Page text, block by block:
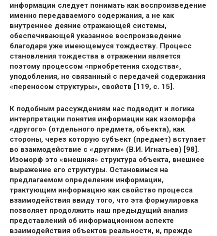
информации следует понимать как воспроизведение
именно передаваемого содержания, а не как
внутреннее деяние отражающей системы,
обеспечивающей указанное воспроизведение
благодаря уже имеющемуся тождеству. Процесс
становления тождества в отражении является
поэтому процессом «приобретения сходства»,
уподобления, но связанный с передачей содержания
«переносом структуры», свойств [119, с. 15].
К подобным рассуждениям нас подводит и логика
интерпретации понятия информации как изоморфа
«другого» (отдельного предмета, объекта), как
стороны, через которую субъект (предмет) вступает
во взаимодействие с «другим» (В.И. Игнатьев) [98].
Изоморф это «внешняя» структура объекта, внешнее
выражение его структуры. Остановимся на
предлагаемом определении информации,
трактующим информацию как свойство процесса
взаимодействия ввиду того, что эта формулировка
позволяет продолжить наш предыдущий анализ
представлений об информационном аспекте
взаимодействия объектов реальности, и, прежде